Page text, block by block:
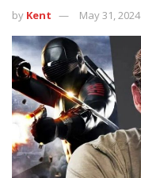
by Kent May 31, 2024